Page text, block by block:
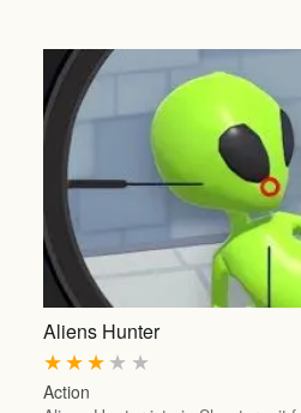
Aliens Hunter
★
★
★
★
★
Action